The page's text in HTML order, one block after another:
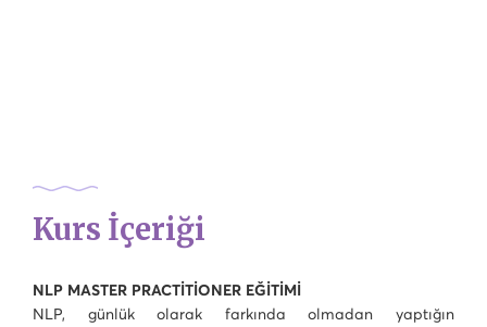
Kurs İçeriği
NLP MASTER PRACTİTİONER EĞİTİMİ
NLP, günlük olarak farkında olmadan yaptığın